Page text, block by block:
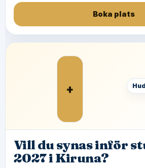
Boka plats
+
Vill du synas inför
2027 i Kiruna?